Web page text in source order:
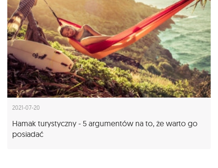
2021-07-20
Hamak turystyczny - 5 argumentów na to, że warto go
posiadać